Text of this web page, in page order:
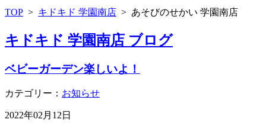
TOP > キドキド 学園南店 > あそびのせかい 学園南店
キドキド 学園南店 ブログ
ベビーガーデン楽しいよ！
カテゴリー： お知らせ
2022年02月12日